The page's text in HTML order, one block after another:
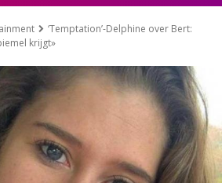
‘Temptation’-Delphine over Bert:
krijgt»